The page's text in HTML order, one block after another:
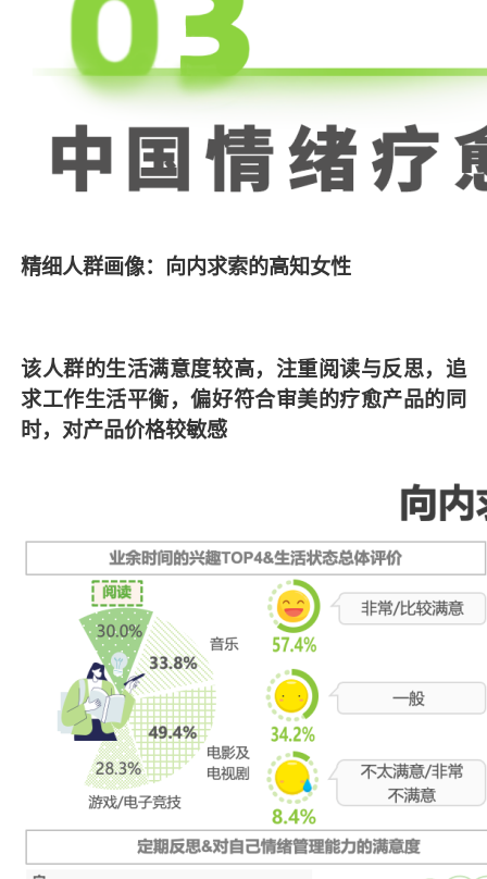
精细人群画像：向内求索的高知女性
该人群的生活满意度较高，注重阅读与反思，追
求工作生活平衡，偏好符合审美的疗愈产品的同
时，对产品价格较敏感